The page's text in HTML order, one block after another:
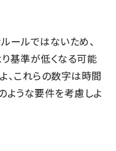
ールではないため、
基準が低くなる可能
、これらの数字は時間
ような要件を考慮しよ